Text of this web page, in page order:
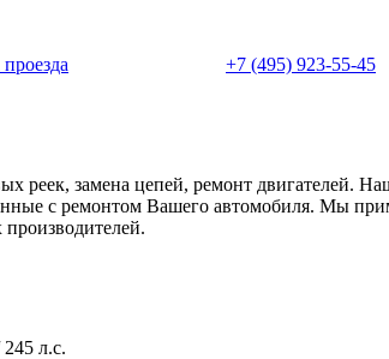
+7 (495) 923-55-45
реек, замена цепей, ремонт двигателей.
с ремонтом Вашего автомобиля. Мы
л.с.